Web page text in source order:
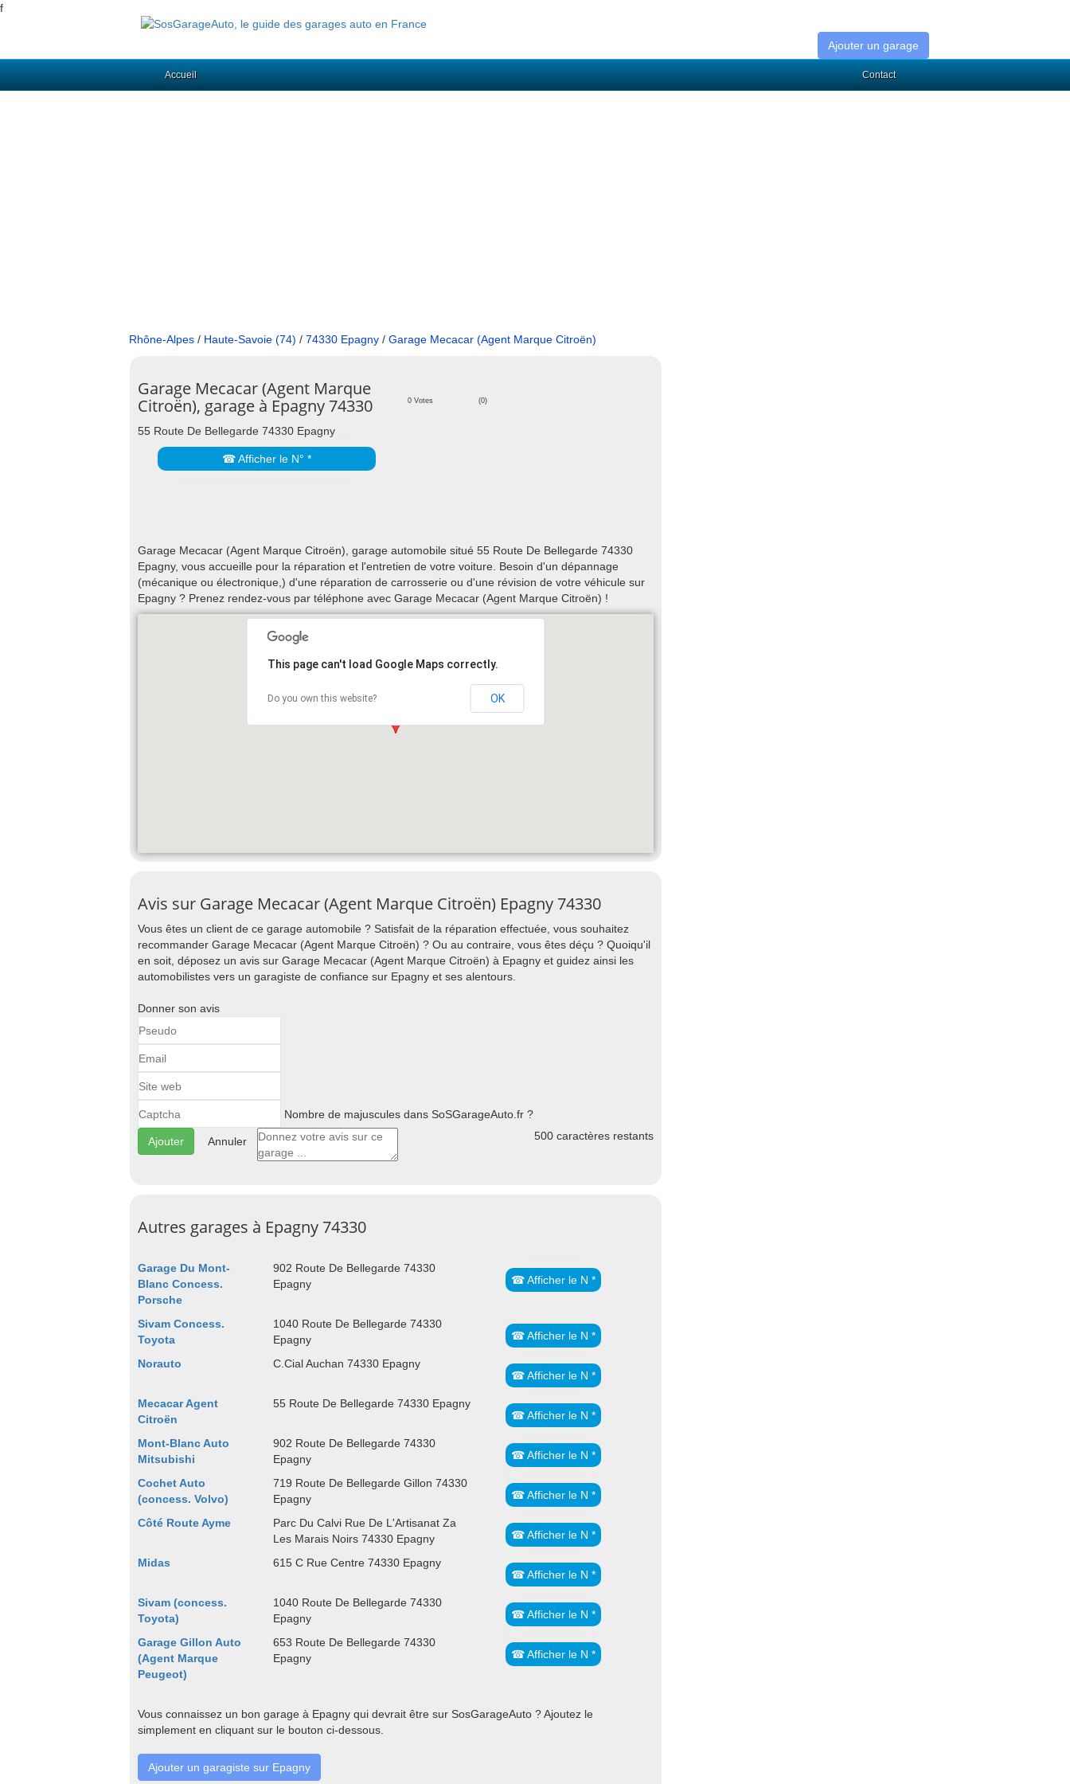
f
Ajouter un garage
Accueil Contact
Rhône-Alpes / Haute-Savoie (74) / 74330 Epagny / Garage Mecacar (Agent Marque Citroën)
Garage Mecacar (Agent Marque
Citroën), garage à Epagny 74330
0 Votes (0)
55 Route De Bellegarde 74330 Epagny
☎ Afficher le N° *
Garage Mecacar (Agent Marque Citroën), garage automobile situé 55 Route De Bellegarde 74330
Epagny, vous accueille pour la réparation et l'entretien de votre voiture. Besoin d'un dépannage
(mécanique ou électronique,) d'une réparation de carrosserie ou d'une révision de votre véhicule sur
Epagny ? Prenez rendez-vous par téléphone avec Garage Mecacar (Agent Marque Citroën) !
This page can't load Google Maps correctly.
Do you own this website? OK
Avis sur Garage Mecacar (Agent Marque Citroën) Epagny 74330
Vous êtes un client de ce garage automobile ? Satisfait de la réparation effectuée, vous souhaitez
recommander Garage Mecacar (Agent Marque Citroën) ? Ou au contraire, vous êtes déçu ? Quoiqu'il
en soit, déposez un avis sur Garage Mecacar (Agent Marque Citroën) à Epagny et guidez ainsi les
automobilistes vers un garagiste de confiance sur Epagny et ses alentours.
Donner son avis
Nombre de majuscules dans SoSGarageAuto.fr ?
Annuler 500 caractères restants
Autres garages à Epagny 74330
Garage Du Mont-
Blanc Concess.
Porsche
902 Route De Bellegarde 74330
Epagny
☎ Afficher le N *
Sivam Concess.
Toyota
1040 Route De Bellegarde 74330
Epagny
☎ Afficher le N *
Norauto
C.Cial Auchan 74330 Epagny
☎ Afficher le N *
Mecacar Agent
Citroën
55 Route De Bellegarde 74330 Epagny
☎ Afficher le N *
Mont-Blanc Auto
Mitsubishi
902 Route De Bellegarde 74330
Epagny
☎ Afficher le N *
Cochet Auto
(concess. Volvo)
719 Route De Bellegarde Gillon 74330
Epagny
☎ Afficher le N *
Côté Route Ayme
Parc Du Calvi Rue De L'Artisanat Za
Les Marais Noirs 74330 Epagny
☎ Afficher le N *
Midas
615 C Rue Centre 74330 Epagny
☎ Afficher le N *
Sivam (concess.
Toyota)
1040 Route De Bellegarde 74330
Epagny
☎ Afficher le N *
Garage Gillon Auto
(Agent Marque
Peugeot)
653 Route De Bellegarde 74330
Epagny
☎ Afficher le N *
Vous connaissez un bon garage à Epagny qui devrait être sur SosGarageAuto ? Ajoutez le
simplement en cliquant sur le bouton ci-dessous.
Ajouter un garagiste sur Epagny